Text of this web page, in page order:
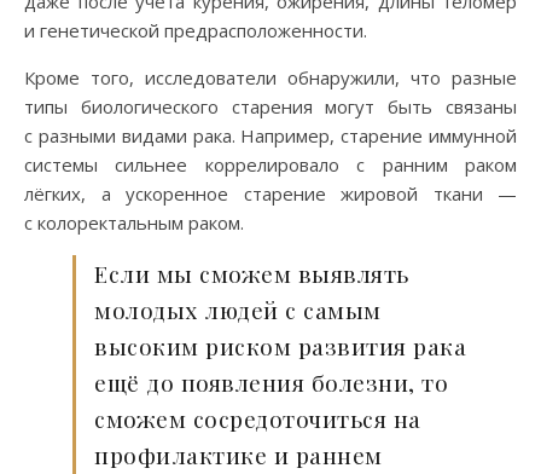
и генетической предрасположенности.
Кроме того, исследователи обнаружили, что разные
типы биологического старения могут быть связаны
с разными видами рака. Например, старение иммунной
системы сильнее коррелировало с ранним раком
лёгких, а ускоренное старение жировой ткани —
с колоректальным раком.
Если мы сможем выявлять
молодых людей с самым
высоким риском развития рака
ещё до появления болезни, то
сможем сосредоточиться на
профилактике и раннем